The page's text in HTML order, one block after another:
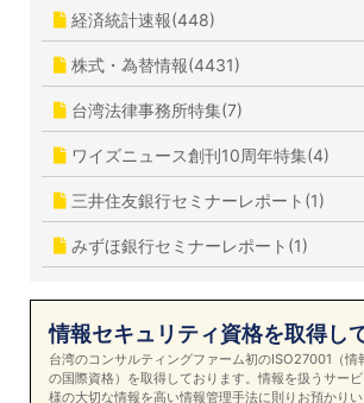
経済統計速報(448)
株式・為替情報(4431)
台湾法律事務所特集(7)
ワイズニュース創刊10周年特集(4)
三井住友銀行セミナーレポート(1)
みずほ銀行セミナーレポート(1)
情報セキュリティ資格を取得し
台湾のコンサルティングファーム初のISO27001（情
の国際資格）を取得しております。情報を扱うサー
様の大切な情報を高い情報管理手法に則りお預かりい